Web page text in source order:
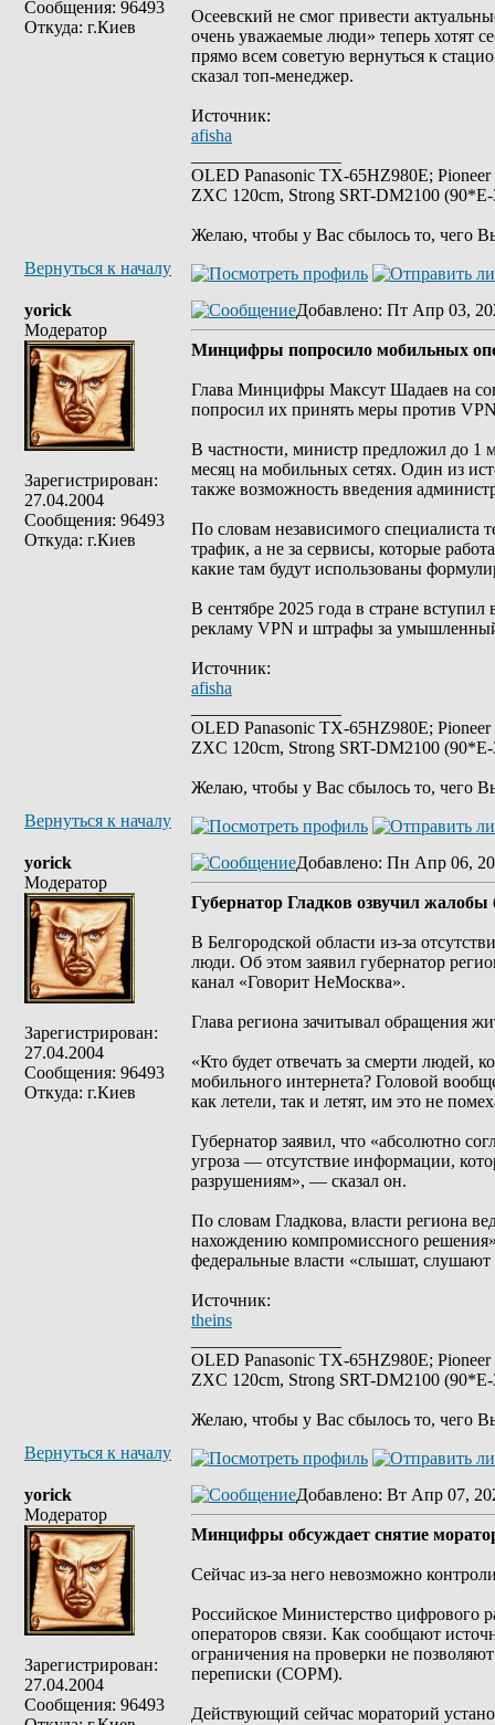
Сообщения: 96493
Откуда: г.Киев
Осеевский не смог привести
очень уважаемые люди» теперь хотят
прямо всем советую вернуться к
сказал топ-менеджер.
Источник:
afisha
OLED Panasonic TX-65HZ980E;
ZXC 120cm, Strong SRT-DM2100
Желаю, чтобы у Вас сбылось то, чего
Вернуться к началу
yorick
Модератор
Зарегистрирован:
27.04.2004
Сообщения: 96493
Откуда: г.Киев
Добавлено: Пт Апр 03,
Минцифры попросило мобильных
Глава Минцифры Максут Шадаев на
попросил их принять меры против
В частности, министр предложил до 1
месяц на мобильных сетях. Один из
также возможность введения
По словам независимого специалиста
трафик, а не за сервисы, которые
какие там будут использованы
В сентябре 2025 года в стране
рекламу VPN и штрафы за
Источник:
afisha
OLED Panasonic TX-65HZ980E;
ZXC 120cm, Strong SRT-DM2100
Желаю, чтобы у Вас сбылось то, чего
Вернуться к началу
yorick
Модератор
Зарегистрирован:
27.04.2004
Сообщения: 96493
Откуда: г.Киев
Добавлено: Пн Апр 06,
Губернатор Гладков озвучил жалобы
В Белгородской области из-за
люди. Об этом заявил губернатор
канал «Говорит НеМосква».
Глава региона зачитывал обращения
«Кто будет отвечать за смерти людей,
мобильного интернета? Головой
как летели, так и летят, им это не
Губернатор заявил, что «абсолютно
угроза — отсутствие информации,
разрушениям», — сказал он.
По словам Гладкова, власти региона
нахождению компромиссного
федеральные власти «слышат,
Источник:
theins
OLED Panasonic TX-65HZ980E;
ZXC 120cm, Strong SRT-DM2100
Желаю, чтобы у Вас сбылось то, чего
Вернуться к началу
yorick
Модератор
Зарегистрирован:
27.04.2004
Сообщения: 96493
Добавлено: Вт Апр 07,
Минцифры обсуждает снятие
Сейчас из-за него невозможно
Российское Министерство цифрового
операторов связи. Как сообщают
ограничения на проверки не
переписки (СОРМ).
Действующий сейчас мораторий